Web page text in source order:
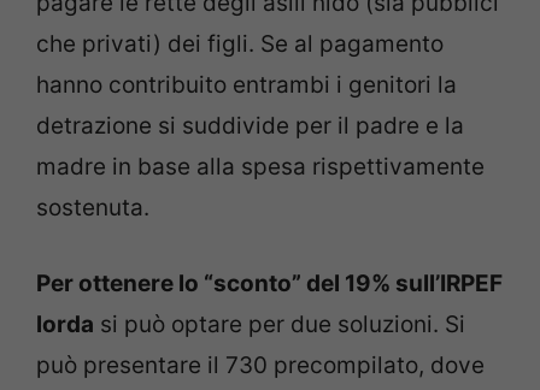
che privati) dei figli. Se al pagamento
hanno contribuito entrambi i genitori la
detrazione si suddivide per il padre e la
madre in base alla spesa rispettivamente
sostenuta.
Per ottenere lo “sconto” del 19% sull’IRPEF
lorda si può optare per due soluzioni. Si
può presentare il 730 precompilato, dove